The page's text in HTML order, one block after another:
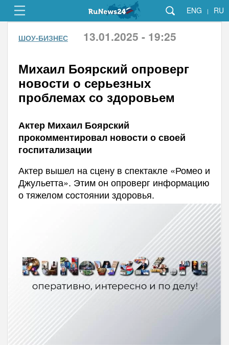
ENG | RU
ШОУ-БИЗНЕС 13.01.2025 - 19:25
Михаил Боярский опроверг
новости о серьезных
проблемах со здоровьем
Актер Михаил Боярский
прокомментировал новости о своей
госпитализации
Актер вышел на сцену в спектакле «Ромео и
Джульетта». Этим он опроверг информацию
о тяжелом состоянии здоровья.